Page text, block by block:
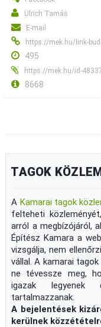
Ulrich Tamás
E-mail
https://mek.hu/link-
495
https://mek.hu/id-
8668
TAGOK
A Kamarai tagok
felteheti
arról a megbízójáról,
Építész Kamara a
vizsgálja, nem
vállal. A kamarai
ne tévessze meg,
igazak legyenek
tartalmazzanak.
A bejelentések
kerülnek